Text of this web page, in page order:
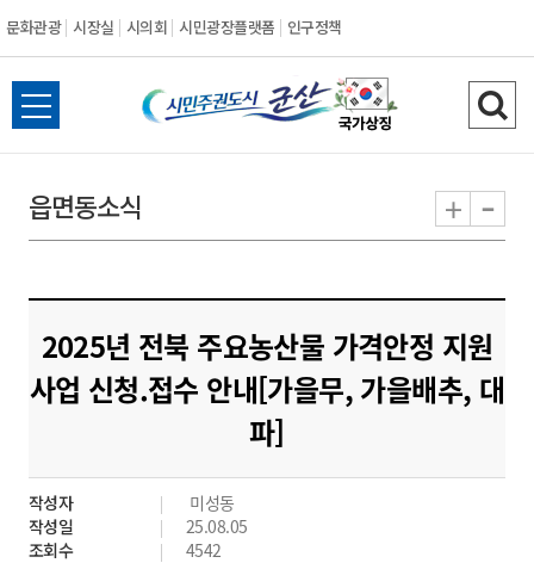
문화관광 시장실 시의회 시민광장플랫폼 인구정책
시
민
도
시
군
산
전
체
뉴
열
검
색
기
읍면동소식 + -
2025년 전북 주요농산물 가격안정 지원
사업 신청.접수 안내[가을무, 가을배추, 대
파]
작성자
미성동
작성일
25.08.05
조회수
4542